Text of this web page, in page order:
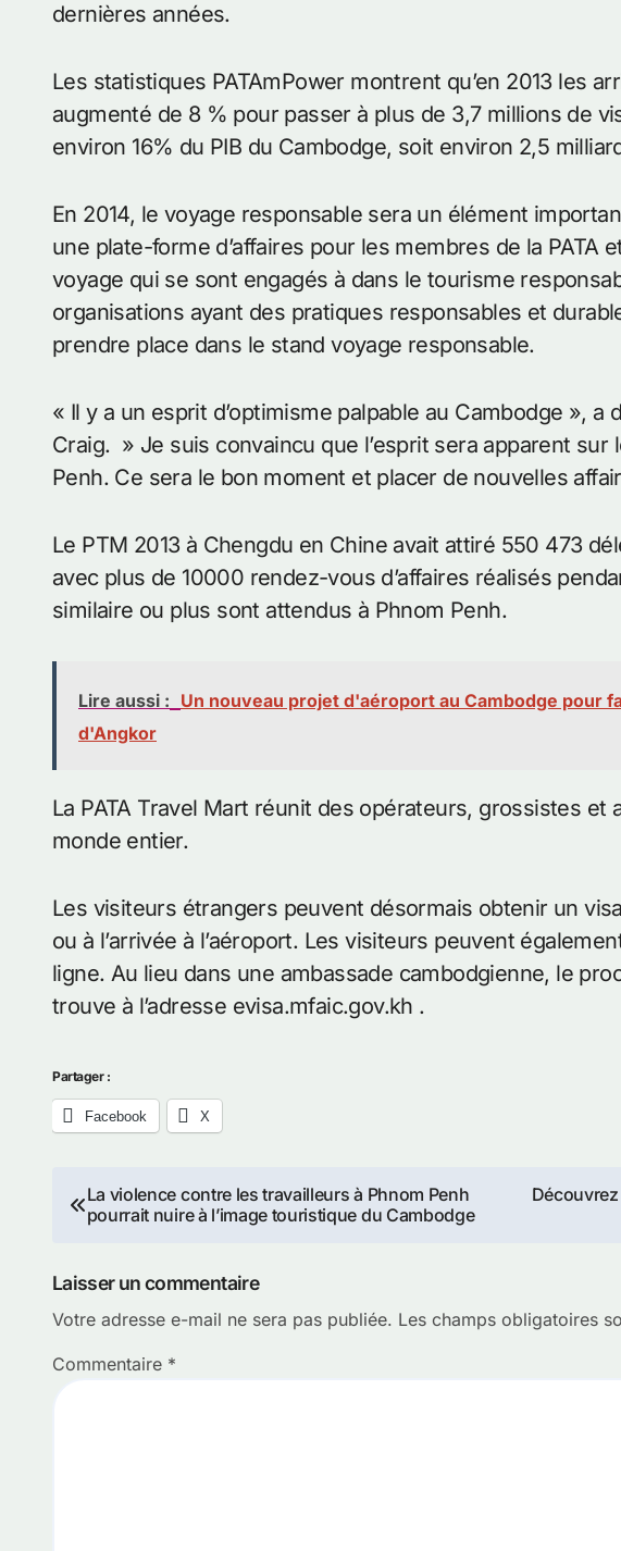
dernières années.
Les statistiques PATAmPower montrent qu’en 2013 les
augmenté de 8 % pour passer à plus de 3,7 millions de
environ 16% du PIB du Cambodge, soit environ 2,5
En 2014, le voyage responsable sera un élément
une plate-forme d’affaires pour les membres de la PATA
voyage qui se sont engagés à dans le tourisme
organisations ayant des pratiques responsables et
prendre place dans le stand voyage responsable.
« Il y a un esprit d’optimisme palpable au Cambodge », a
Craig. » Je suis convaincu que l’esprit sera apparent sur
Penh. Ce sera le bon moment et placer de nouvelles
Le PTM 2013 à Chengdu en Chine avait attiré 550 473
avec plus de 10000 rendez-vous d’affaires réalisés
similaire ou plus sont attendus à Phnom Penh.
Lire aussi : Un nouveau projet d'aéroport au Cambodge pour
d'Angkor
La PATA Travel Mart réunit des opérateurs, grossistes et
monde entier.
Les visiteurs étrangers peuvent désormais obtenir un
ou à l’arrivée à l’aéroport. Les visiteurs peuvent
ligne. Au lieu dans une ambassade cambodgienne, le
trouve à l’adresse evisa.mfaic.gov.kh .
Partager :
Facebook X
Navigation
de
l’article
La violence contre les travailleurs à Phnom Penh
pourrait nuire à l’image touristique du Cambodge
Découvrez
Laisser un commentaire
Votre adresse e-mail ne sera pas publiée. Les champs obligatoires
Commentaire *